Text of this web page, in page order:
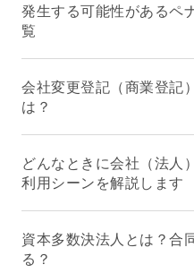
発生する可能性があるペ
覧
会社変更登記（商業登記
は？
どんなときに会社（法人
利用シーンを解説します
資本多数決法人とは？合
る？